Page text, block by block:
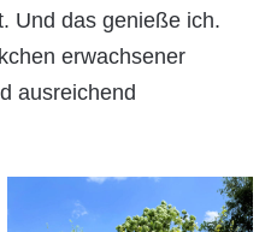
Und das genieße ich.
erwachsener
ausreichend